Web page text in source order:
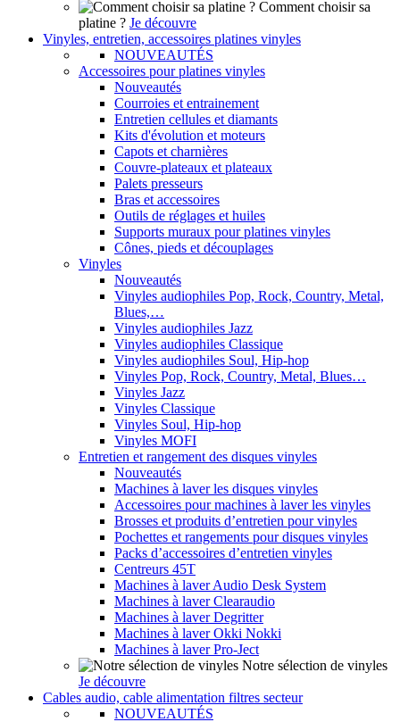
Comment choisir sa
platine ? Je découvre
Vinyles, entretien, accessoires platines vinyles
NOUVEAUTÉS
Accessoires pour platines vinyles
Nouveautés
Courroies et entrainement
Entretien cellules et diamants
Kits d'évolution et moteurs
Capots et charnières
Couvre-plateaux et plateaux
Palets presseurs
Bras et accessoires
Outils de réglages et huiles
Supports muraux pour platines vinyles
Cônes, pieds et découplages
Vinyles
Nouveautés
Vinyles audiophiles Pop, Rock, Country, Metal,
Blues,…
Vinyles audiophiles Jazz
Vinyles audiophiles Classique
Vinyles audiophiles Soul, Hip-hop
Vinyles Pop, Rock, Country, Metal, Blues…
Vinyles Jazz
Vinyles Classique
Vinyles Soul, Hip-hop
Vinyles MOFI
Entretien et rangement des disques vinyles
Nouveautés
Machines à laver les disques vinyles
Accessoires pour machines à laver les vinyles
Brosses et produits d’entretien pour vinyles
Pochettes et rangements pour disques vinyles
Packs d’accessoires d’entretien vinyles
Centreurs 45T
Machines à laver Audio Desk System
Machines à laver Clearaudio
Machines à laver Degritter
Machines à laver Okki Nokki
Machines à laver Pro-Ject
Notre sélection de vinyles
Je découvre
Cables audio, cable alimentation filtres secteur
NOUVEAUTÉS